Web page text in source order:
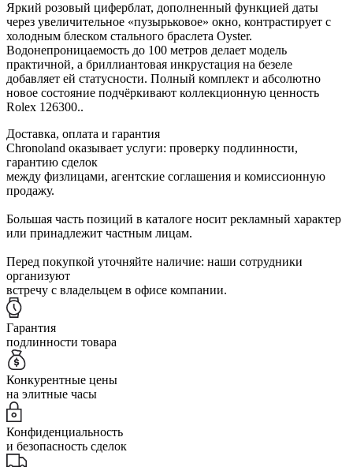
Яркий розовый циферблат, дополненный функцией даты
через увеличительное «пузырьковое» окно, контрастирует с
холодным блеском стального браслета Oyster.
Водонепроницаемость до 100 метров делает модель
практичной, а бриллиантовая инкрустация на безеле
добавляет ей статусности. Полный комплект и абсолютно
новое состояние подчёркивают коллекционную ценность
Rolex 126300..
Доставка, оплата и гарантия
Chronoland оказывает услуги: проверку подлинности,
гарантию сделок
между физлицами, агентские соглашения и комиссионную
продажу.
Большая часть позиций в каталоге носит рекламный характер
или принадлежит частным лицам.
Перед покупкой уточняйте наличие: наши сотрудники
организуют
встречу с владельцем в офисе компании.
Гарантия
подлинности товара
Конкурентные цены
на элитные часы
Конфиденциальность
и безопасность сделок